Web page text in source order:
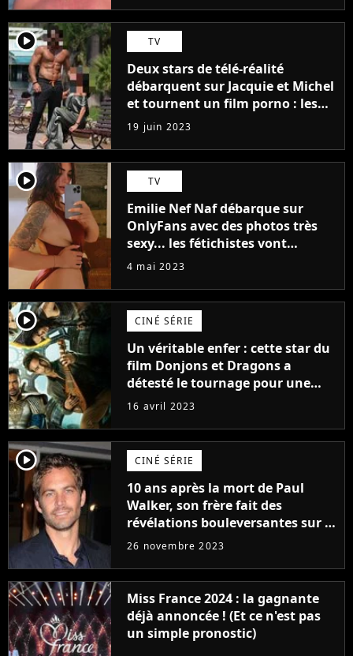
player2 TV
Deux stars de télé-réalité
débarquent sur Jacquie et Michel
et tournent un film porno : les
premières images du tournage
(exclu)
19 juin 2023
player2 TV
Emilie Nef Naf débarque sur
OnlyFans avec des photos très
sexy... les fétichistes vont
prendre leur pied !
4 mai 2023
player2 CINÉ SÉRIE
Un véritable enfer : cette star du
film Donjons et Dragons a
détesté le tournage pour une
raison très spéciale
16 avril 2023
player2 CINÉ SÉRIE
10 ans après la mort de Paul
Walker, son frère fait des
révélations bouleversantes sur la
réaction des acteurs de Fast and
26 novembre 2023
Miss France 2024 : la gagnante
déjà annoncée ! (Et ce n'est pas
un simple pronostic)